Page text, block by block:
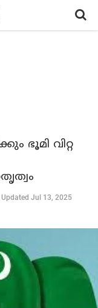
ഭൂമി വിറ്റ
Jul 13, 2025